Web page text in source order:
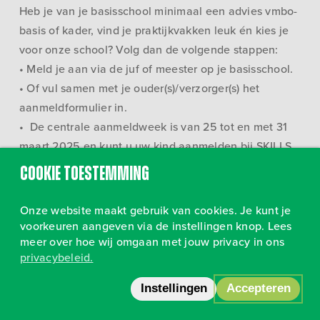
Heb je van je basisschool minimaal een advies vmbo-
basis of kader, vind je praktijkvakken leuk én kies je
voor onze school? Volg dan de volgende stappen:
• Meld je aan via de juf of meester op je basisschool.
• Of vul samen met je ouder(s)/verzorger(s) het
aanmeldformulier in.
• De centrale aanmeldweek is van 25 tot en met 31
maart 2025 en kunt u uw kind aanmelden bij SKILLS
vmbo. Vanaf 17 maart staan zowel het schriftelijke
aanmeldformulier als de online versie op onze
website. Welkom!
Volg ons op Instagram•Privacy
Cookie toestemming
Onze website maakt gebruik van cookies. Je kunt je
voorkeuren aangeven via de instellingen knop. Lees
meer over hoe wij omgaan met jouw privacy in ons
privacybeleid.
Instellingen Accepteren